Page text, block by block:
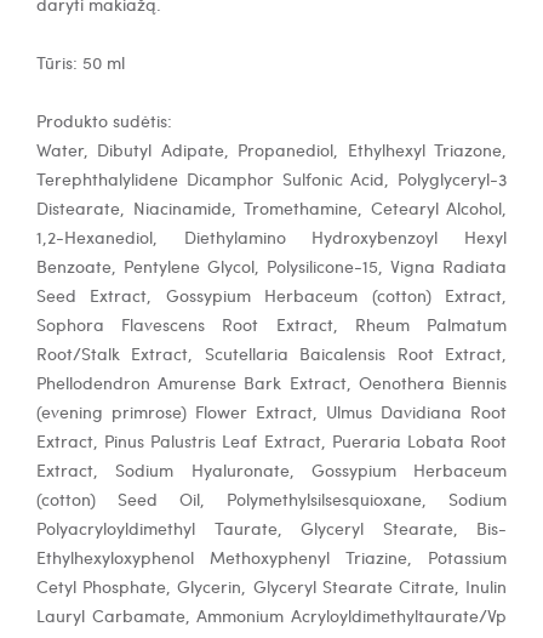
Tūris: 50 ml
Produkto sudėtis:
Water, Dibutyl Adipate, Propanediol, Ethylhexyl Triazone,
Terephthalylidene Dicamphor Sulfonic Acid, Polyglyceryl-3
Distearate, Niacinamide, Tromethamine, Cetearyl Alcohol,
1,2-Hexanediol, Diethylamino Hydroxybenzoyl Hexyl
Benzoate, Pentylene Glycol, Polysilicone-15, Vigna Radiata
Seed Extract, Gossypium Herbaceum (cotton) Extract,
Sophora Flavescens Root Extract, Rheum Palmatum
Root/Stalk Extract, Scutellaria Baicalensis Root Extract,
Phellodendron Amurense Bark Extract, Oenothera Biennis
(evening primrose) Flower Extract, Ulmus Davidiana Root
Extract, Pinus Palustris Leaf Extract, Pueraria Lobata Root
Extract, Sodium Hyaluronate, Gossypium Herbaceum
(cotton) Seed Oil, Polymethylsilsesquioxane, Sodium
Polyacryloyldimethyl Taurate, Glyceryl Stearate, Bis-
Ethylhexyloxyphenol Methoxyphenyl Triazine, Potassium
Cetyl Phosphate, Glycerin, Glyceryl Stearate Citrate, Inulin
Lauryl Carbamate, Ammonium Acryloyldimethyltaurate/Vp